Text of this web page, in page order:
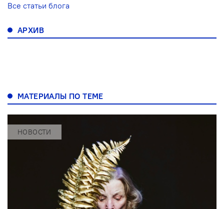
Все статьи блога
АРХИВ
МАТЕРИАЛЫ ПО ТЕМЕ
НОВОСТИ